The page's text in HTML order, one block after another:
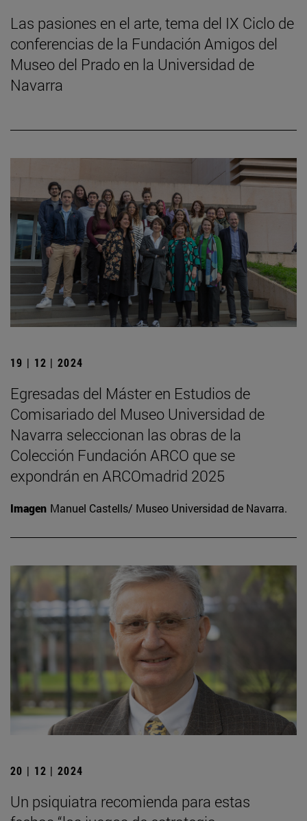
Las pasiones en el arte, tema del IX Ciclo de
conferencias de la Fundación Amigos del
Museo del Prado en la Universidad de
Navarra
19 | 12 | 2024
Egresadas del Máster en Estudios de
Comisariado del Museo Universidad de
Navarra seleccionan las obras de la
Colección Fundación ARCO que se
expondrán en ARCOmadrid 2025
Imagen Manuel Castells/ Museo Universidad de Navarra.
20 | 12 | 2024
Un psiquiatra recomienda para estas